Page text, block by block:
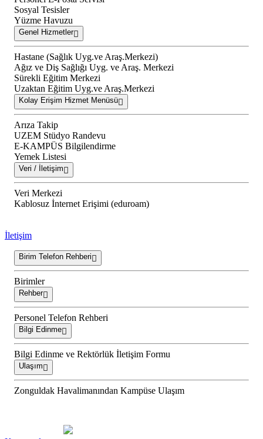
Sosyal Tesisler
Yüzme Havuzu
Genel Hizmetler
Hastane (Sağlık Uyg.ve Araş.Merkezi)
Ağız ve Diş Sağlığı Uyg. ve Araş. Merkezi
Sürekli Eğitim Merkezi
Uzaktan Eğitim Uyg.ve Araş.Merkezi
Kolay Erişim Hizmet Menüsü
Arıza Takip
UZEM Stüdyo Randevu
E-KAMPÜS Bilgilendirme
Yemek Listesi
Veri / İletişim
Veri Merkezi
Kablosuz İnternet Erişimi (eduroam)
İletişim
Birim Telefon Rehberi
Birimler
Rehber
Personel Telefon Rehberi
Bilgi Edinme
Bilgi Edinme ve Rektörlük İletişim Formu
Ulaşım
Zonguldak Havalimanından Kampüse Ulaşım